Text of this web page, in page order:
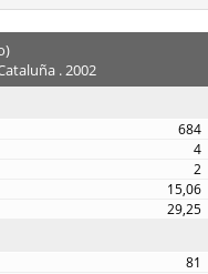
. 2002
684
4
2
15,06
29,25
81